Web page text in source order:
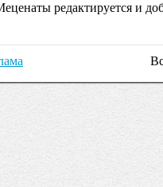
редактируется и